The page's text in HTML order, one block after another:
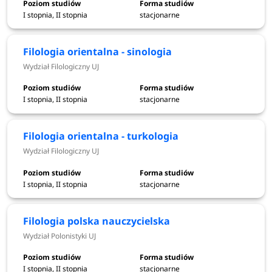
Relacje międzykulturowe - Wydział Studiów
religiami i kulturami świata - Wydział Filozoficzny UJ
Rosjanoznawstwo - Wydział Studiów
Międzynarodowych i Politycznych UJ
Socjologia - Wydział Filozoficzny UJ
Stosunki międzynarodowe - Wydział Studiów
Międzynarodowych i Politycznych UJ
Studia afrykańskie - Wydział Studiów
Studia azjatyckie - Wydział Studiów
Międzynarodowych i Politycznych UJ
Międzynarodowych i Politycznych UJ
Studia eurazjatyckie - Wydział Studiów
Międzynarodowych i Politycznych UJ
Studia europejskie - Wydział Studiów
I stopnia, II stopnia stacjonarne
Filologia orientalna - sinologia
Wydział Filologiczny UJ
I stopnia, II stopnia stacjonarne
Filologia orientalna - turkologia
Wydział Filologiczny UJ
I stopnia, II stopnia stacjonarne
Filologia polska nauczycielska
Wydział Polonistyki UJ
I stopnia, II stopnia stacjonarne